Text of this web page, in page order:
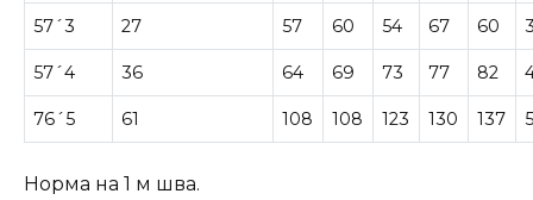
57´3 27 57 60 54 67 60
57´4 36 64 69 73 77 82
76´5 61 108 108 123 130 137
Норма на 1 м шва.